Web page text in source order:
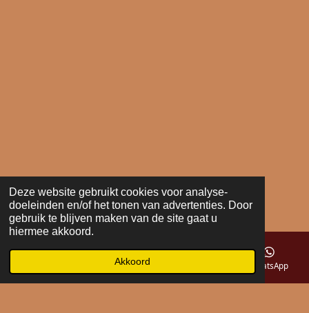
Deze website gebruikt cookies voor analyse-
doeleinden en/of het tonen van advertenties. Door
gebruik te blijven maken van de site gaat u
hiermee akkoord.
Akkoord
Telefoonnummer WhatsApp